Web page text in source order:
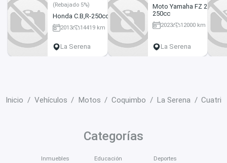
(Rebajado 5%)
Honda C.B,R-250cc
2013
14419 km
La Serena
Moto Yamaha FZ 25
250cc
2023
12000 km
La Serena
Inicio Vehículos Motos Coquimbo La Serena
Categorías
Inmuebles Educación Deportes